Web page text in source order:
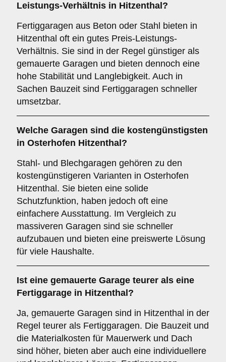
Leistungs-Verhältnis in Hitzenthal?
Fertiggaragen aus Beton oder Stahl bieten in
Hitzenthal oft ein gutes Preis-Leistungs-
Verhältnis. Sie sind in der Regel günstiger als
gemauerte Garagen und bieten dennoch eine
hohe Stabilität und Langlebigkeit. Auch in
Sachen Bauzeit sind Fertiggaragen schneller
umsetzbar.
Welche Garagen sind die kostengünstigsten
in Osterhofen Hitzenthal?
Stahl- und Blechgaragen gehören zu den
kostengünstigeren Varianten in Osterhofen
Hitzenthal. Sie bieten eine solide
Schutzfunktion, haben jedoch oft eine
einfachere Ausstattung. Im Vergleich zu
massiveren Garagen sind sie schneller
aufzubauen und bieten eine preiswerte Lösung
für viele Haushalte.
Ist eine gemauerte Garage teurer als eine
Fertiggarage in Hitzenthal?
Ja, gemauerte Garagen sind in Hitzenthal in der
Regel teurer als Fertiggaragen. Die Bauzeit und
die Materialkosten für Mauerwerk und Dach
sind höher, bieten aber auch eine individuellere